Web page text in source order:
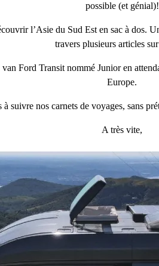
possible (et génial)!
l’Asie du Sud Est en sac à dos.
travers plusieurs articles
Ford Transit nommé Junior en
Europe.
suivre nos carnets de voyages, sans
A très vite,